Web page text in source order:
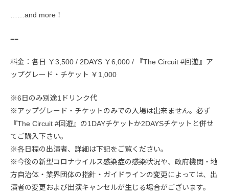
……and more！
==
料金：各日 ￥3,500 / 2DAYS ￥6,000 / 『The Circuit #回遊』ア
ップグレード・チケット ￥1,000
※6日のみ別途1ドリンク代
※アップグレード・チケットのみでの入場は出来ません。必ず
『The Circuit #回遊』の1DAYチケットか2DAYSチケットと併せ
てご購入下さい。
※各日程の出演者、詳細は下記をご覧ください。
※今後の新型コロナウイルス感染症の感染状況や、政府機関・地
方自治体・業界団体の指針・ガイドラインの変更によっては、出
演者の変更および出演キャンセルが生じる場合がございます。